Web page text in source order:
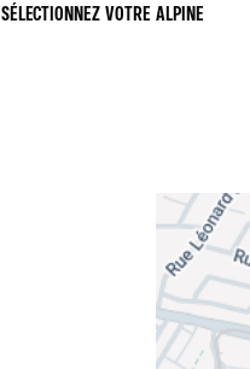
SÉLECTIONNEZ VOTRE ALPINE